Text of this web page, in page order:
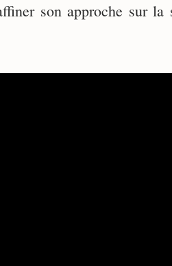
son approche sur